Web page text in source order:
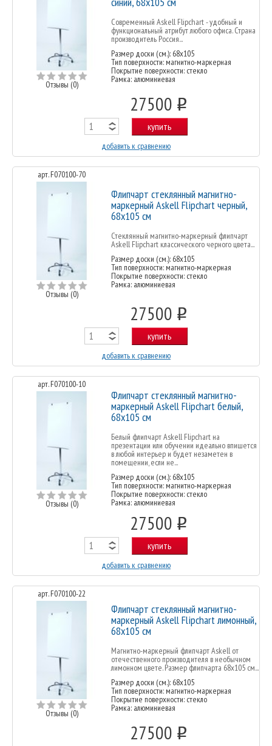
Отзывы (0)
Современный Askell Flipchart - удобный и
функциональный атрибут любого офиса. Страна
производитель Россия...
Размер доски (см.): 68x105
Тип поверхности: магнитно-маркерная
Покрытие поверхности: стекло
Рамка: алюминиевая
27500 o
купить
добавить к сравнению
арт. F070100-70
Отзывы (0)
Флипчарт стеклянный магнитно-
маркерный Askell Flipchart черный,
68х105 см
Стеклянный магнитно-маркерный флипчарт
Askell Flipchart классического черного цвета...
Размер доски (см.): 68x105
Тип поверхности: магнитно-маркерная
Покрытие поверхности: стекло
Рамка: алюминиевая
27500 o
купить
добавить к сравнению
арт. F070100-10
Отзывы (0)
Флипчарт стеклянный магнитно-
маркерный Askell Flipchart белый,
68х105 см
Белый флипчарт Askell Flipchart на
презентации или обучении идеально впишется
в любой интерьер и будет незаметен в
помещении, если не...
Размер доски (см.): 68x105
Тип поверхности: магнитно-маркерная
Покрытие поверхности: стекло
Рамка: алюминиевая
27500 o
купить
добавить к сравнению
арт. F070100-22
Отзывы (0)
Флипчарт стеклянный магнитно-
маркерный Askell Flipchart лимонный,
68х105 см
Магнитно-маркерный флипчарт Askell от
отечественного производителя в необычном
лимонном цвете. Размер флипчарта 68х105 см...
Размер доски (см.): 68x105
Тип поверхности: магнитно-маркерная
Покрытие поверхности: стекло
Рамка: алюминиевая
27500 o